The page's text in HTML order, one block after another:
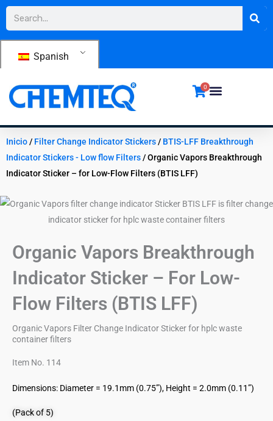
contenido
Buscar
Spanish
0
Inicio/ Filter Change Indicator Stickers/ BTIS-LFF Breakthrough
Indicator Stickers - Low flow Filters/ Organic Vapors Breakthrough
Indicator Sticker – for Low-Flow Filters (BTIS LFF)
Organic Vapors Breakthrough
Indicator Sticker – For Low-
Flow Filters (BTIS LFF)
Organic Vapors Filter Change Indicator Sticker for hplc waste
container filters
Item No. 114
Dimensions: Diameter = 19.1mm (0.75”), Height = 2.0mm (0.11”)
(Pack of 5)